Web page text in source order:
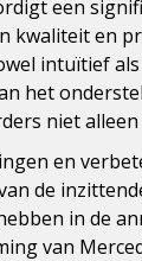
een
kwaliteit en
intuïtief
het
niet
en
de
in de
van